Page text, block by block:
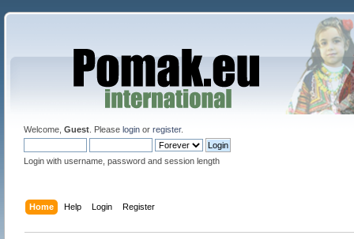
Welcome, Guest. Please loginor register.
Login with username, password and session length
Home Help Login Register